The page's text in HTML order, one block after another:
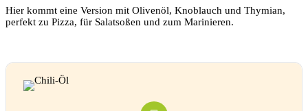
Hier kommt eine Version mit Olivenöl, Knoblauch und Thymian,
perfekt zu Pizza, für Salatsoßen und zum Marinieren.